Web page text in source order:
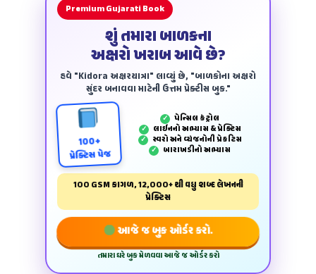
Premium Gujarati Book
શું તમારા બાળકના
અક્ષરો ખરાબ આવે છે?
હવે "Kidora અક્ષરયાત્રા" લાવ્યું છે, "બાળકોના અક્ષરો
સુંદર બનાવવા માટેની ઉત્તમ પ્રેક્ટીસ બુક."
100+
પ્રેક્ટિસ પેજ
✓ પેન્‍સિલ કંટ્રોલ
✓ લાઈનનો અભ્યાસ & પ્રેક્ટિસ
✓ સ્વરો અને વ્યંજનોની પ્રેકટિસ
✓ બારાખડીનો અભ્યાસ
100 GSM કાગળ, 12,000+ થી વધુ શબ્દ લેખનની
પ્રેક્ટિસ
આજે જ બુક ઓર્ડર કરો.
તમારા ઘરે બુક મેળવવા આજે જ ઓર્ડર કરો